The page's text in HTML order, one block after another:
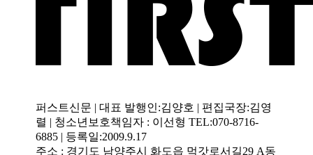
퍼스트신문 | 대표 발행인:김양호 | 편집국장:김영
렬 | 청소년보호책임자 : 이선형 TEL:070-8716-
6885 | 등록일:2009.9.17
주소 : 경기도 남양주시 화도읍 먹갓로서길29 A동